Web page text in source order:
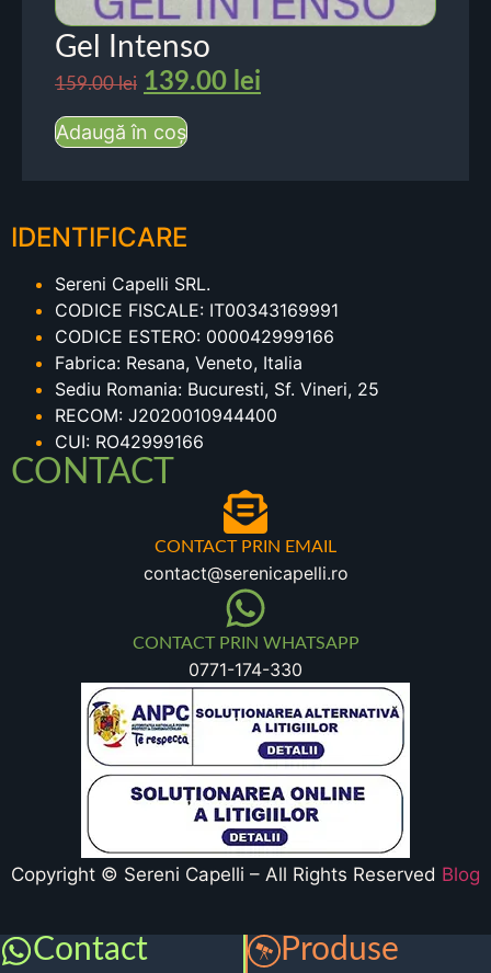
Gel Intenso
159.00lei 139.00 lei
Adaugă în coș
IDENTIFICARE
Sereni Capelli SRL.
CODICE FISCALE: IT00343169991
CODICE ESTERO: 000042999166
Fabrica: Resana, Veneto, Italia
Sediu Romania: Bucuresti, Sf. Vineri, 25
RECOM: J2020010944400
CUI: RO42999166
CONTACT
CONTACT PRIN EMAIL
contact@serenicapelli.ro
CONTACT PRIN WHATSAPP
0771-174-330
Copyright © Sereni Capelli – All Rights Reserved Blog
Contact Produse